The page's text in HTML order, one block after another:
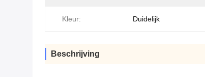
Kleur: Duidelijk
Beschrijving